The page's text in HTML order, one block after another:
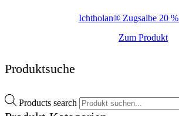
Ichtholan® Zugsalbe 20 %
Zum Produkt
Produktsuche
Products search